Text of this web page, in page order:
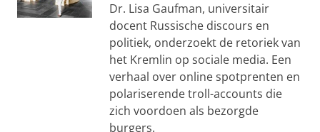
Dr. Lisa Gaufman, universitair
docent Russische discours en
politiek, onderzoekt de retoriek van
het Kremlin op sociale media. Een
verhaal over online spotprenten en
polariserende troll-accounts die
zich voordoen als bezorgde
burgers.